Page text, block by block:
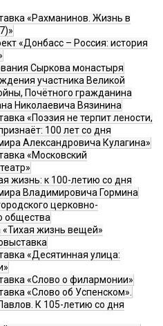
«Рахманинов. Жизнь в
«Донбасс – Россия: история
Сыркова монастыря
участника Великой
Почётного гражданина
Николаевича Вязинина
«Поэзия не терпит лености,
100 лет со дня
Александровича Кулагина»
«Московский
жизнь: к 100-летию со дня
Владимировича Гормина
церковно-
общества
жизнь вещей»
«Десятинная улица:
«Слово о филармонии»
«Слово об Успенском».
К 105-летию со дня